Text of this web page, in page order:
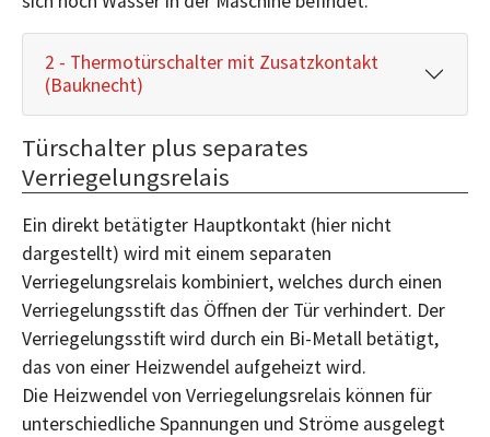
2 - Thermotürschalter mit Zusatzkontakt
(Bauknecht)
Türschalter plus separates
Verriegelungsrelais
Ein direkt betätigter Hauptkontakt (hier nicht
dargestellt) wird mit einem separaten
Verriegelungsrelais kombiniert, welches durch einen
Verriegelungsstift das Öffnen der Tür verhindert. Der
Verriegelungsstift wird durch ein Bi-Metall betätigt,
das von einer Heizwendel aufgeheizt wird.
Die Heizwendel von Verriegelungsrelais können für
unterschiedliche Spannungen und Ströme ausgelegt